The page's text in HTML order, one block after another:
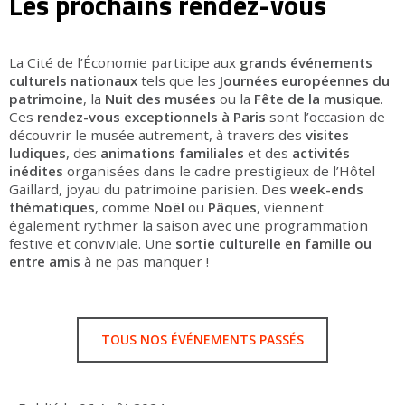
La Cité de l’Économie participe aux grands événements
culturels nationaux tels que les Journées européennes du
patrimoine, la Nuit des musées ou la Fête de la musique.
Ces rendez-vous exceptionnels à Paris sont l’occasion de
découvrir le musée autrement, à travers des visites
ludiques, des animations familiales et des activités
inédites organisées dans le cadre prestigieux de l’Hôtel
Gaillard, joyau du patrimoine parisien. Des week-ends
thématiques, comme Noël ou Pâques, viennent
également rythmer la saison avec une programmation
festive et conviviale. Une sortie culturelle en famille ou
entre amis à ne pas manquer !
TOUS NOS ÉVÉNEMENTS PASSÉS